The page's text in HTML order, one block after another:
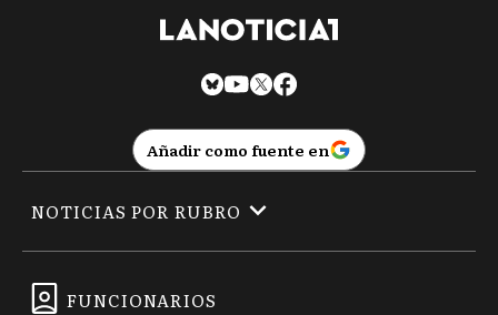
Añadir como fuente en
FUNCIONARIOS
NOTICIAS POR RUBRO